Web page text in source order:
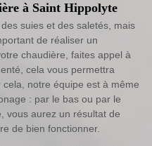
à Saint Hippolyte
suies et des saletés, mais
de réaliser un
chaudière, faites appel à
cela vous permettra
notre équipe est à même
: par le bas ou par le
vous aurez un résultat de
de bien fonctionner.